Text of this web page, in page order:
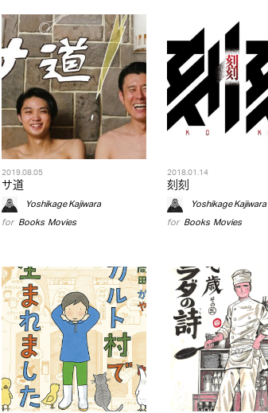
2019.08.05
サ道
Yoshikage Kajiwara
for Books,Movies
2018.01.14
刻刻
Yoshikage Kajiwara
for Books,Movies